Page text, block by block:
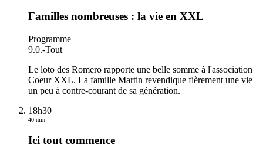
Familles nombreuses : la vie en XXL
Programme
9.0.-Tout
Le loto des Romero rapporte une belle somme à l'association
Coeur XXL. La famille Martin revendique fièrement une vie
un peu à contre-courant de sa génération.
18h30
40 min
Ici tout commence